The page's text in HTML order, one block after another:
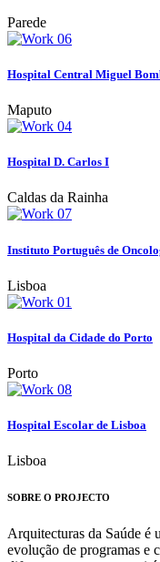
Parede
Hospital Central Miguel
Maputo
Hospital D. Carlos I
Caldas da Rainha
Instituto Português de
Lisboa
Hospital da Cidade do Porto
Porto
Hospital Escolar de Lisboa
Lisboa
SOBRE O PROJECTO
Arquitecturas da Saúde é
evolução de programas e